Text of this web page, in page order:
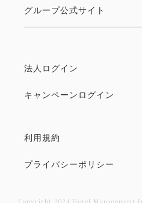
グループ公式サイト
法人ログイン
キャンペーンログイン
利用規約
プライバシーポリシー
Copyright 2024 Hotel Management